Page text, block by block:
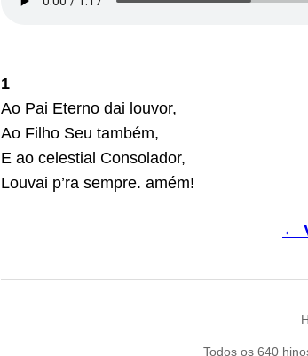
1
Ao Pai Eterno dai louvor,
Ao Filho Seu também,
E ao celestial Consolador,
Louvai p’ra sempre. amém!
←
Todos os 640